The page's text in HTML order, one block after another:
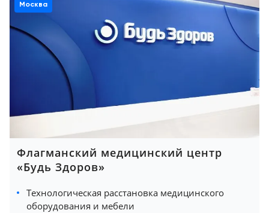
Москва
Флагманский медицинский центр
«Будь Здоров»
Технологическая расстановка медицинского
оборудования и мебели